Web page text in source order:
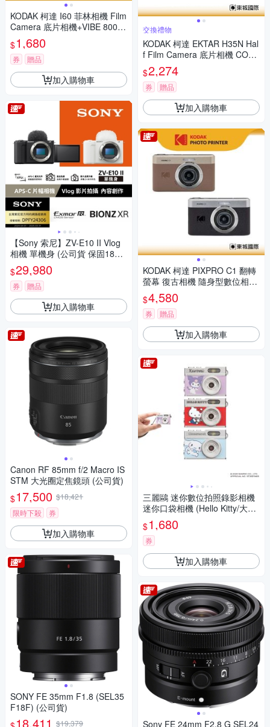
KODAK 柯達 I60 菲林相機 Film
Camera 底片相機+VIBE 800底
片組
$1,680
券 贈品
加入購物車
【Sony 索尼】ZV-E10 II Vlog
相機 單機身 (公司貨 保固18+6
個月)
$29,980
券 贈品
加入購物車
Canon RF 85mm f/2 Macro IS
STM 大光圈定焦鏡頭 (公司貨)
$17,500 $18,421
限時下殺
券
加入購物車
SONY FE 35mm F1.8 (SEL35
F18F) (公司貨)
18,411 $19,379
交換禮物
KODAK 柯達 EKTAR H35N Hal
f Film Camera 底片相機 COLO
RPLUS 200底片組
$2,274
券 贈品
加入購物車
KODAK 柯達 PIXPRO C1 翻轉
螢幕 復古相機 隨身型數位相機
+ 32G記憶卡組
$4,580
券 贈品
加入購物車
三麗鷗 迷你數位拍照錄影相機
迷你口袋相機 (Hello Kitty/大耳
狗/酷洛米)
$1,680
券
加入購物車
Sony FE 24mm F2.8 G SEL24